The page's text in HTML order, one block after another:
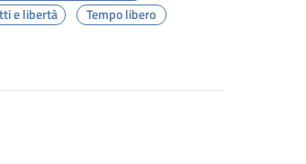
e libertà
Tempo libero